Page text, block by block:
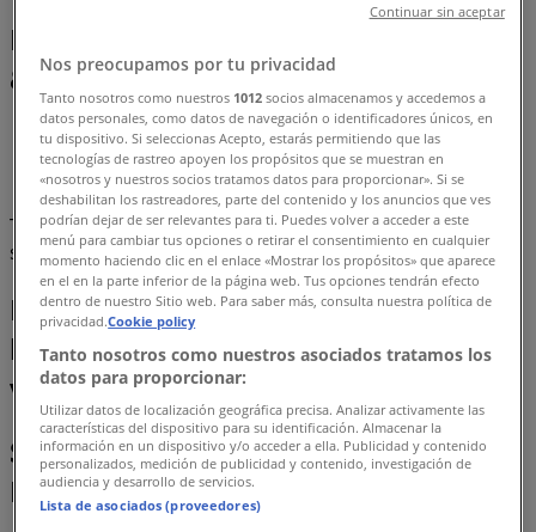
Bankok Eger - Promóciók, Szórólap
& Akciós újság
Tiendeo Eger-en»
Bankok és szolgáltatások Kínálat Egeren
Tervezzük közzétenni a kínálatokat - Bankok és
szolgáltatások
Bankok és szolgáltatások
kategóriájú katalogusok Eger
városában
Szórólapok és legjobb ajánlatok
Eger városban
Nos preocupamos por tu privacidad
Tanto nosotros como nuestros 1012 socios almacenamos y accedemos a
datos personales, como datos de navegación o identificadores únicos, en
tu dispositivo. Si seleccionas Acepto, estarás permitiendo que las
tecnologías de rastreo apoyen los propósitos que se muestran en
«nosotros y nuestros socios tratamos datos para proporcionar». Si se
deshabilitan los rastreadores, parte del contenido y los anuncios que ves
podrían dejar de ser relevantes para ti. Puedes volver a acceder a este
menú para cambiar tus opciones o retirar el consentimiento en cualquier
momento haciendo clic en el enlace «Mostrar los propósitos» que aparece
en el en la parte inferior de la página web. Tus opciones tendrán efecto
dentro de nuestro Sitio web. Para saber más, consulta nuestra política de
privacidad.Cookie policy
Tanto nosotros como nuestros asociados tratamos los
datos para proporcionar:
Utilizar datos de localización geográfica precisa. Analizar activamente las
características del dispositivo para su identificación. Almacenar la
información en un dispositivo y/o acceder a ella. Publicidad y contenido
personalizados, medición de publicidad y contenido, investigación de
audiencia y desarrollo de servicios.
Lista de asociados (proveedores)
Continuar sin aceptar